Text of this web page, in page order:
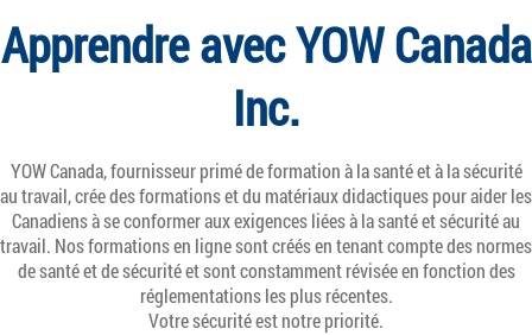
Apprendre avec YOW Canada
Inc.
YOW Canada, fournisseur primé de formation à la santé et à la sécurité
au travail, crée des formations et du matériaux didactiques pour aider les
Canadiens à se conformer aux exigences liées à la santé et sécurité au
travail. Nos formations en ligne sont créés en tenant compte des normes
de santé et de sécurité et sont constamment révisée en fonction des
réglementations les plus récentes.
Votre sécurité est notre priorité.